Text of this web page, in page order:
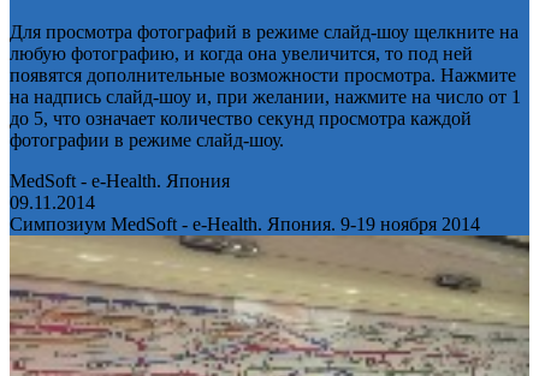
Для просмотра фотографий в режиме слайд-шоу щелкните на
любую фотографию, и когда она увеличится, то под ней
появятся дополнительные возможности просмотра. Нажмите
на надпись слайд-шоу и, при желании, нажмите на число от 1
до 5, что означает количество секунд просмотра каждой
фотографии в режиме слайд-шоу.
MedSoft - e-Health. Япония
09.11.2014
Симпозиум MedSoft - e-Health. Япония. 9-19 ноября 2014